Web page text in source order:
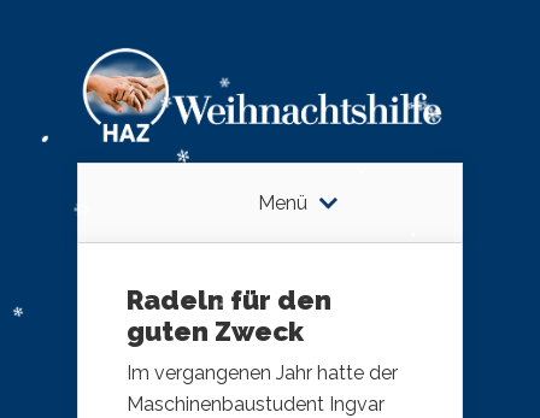
Menü
Radeln für den
guten Zweck
Im vergangenen Jahr hatte der
Maschinenbaustudent Ingvar